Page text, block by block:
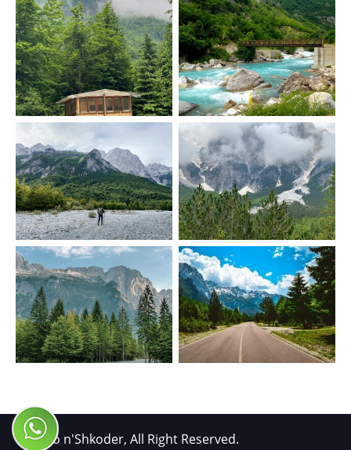
© Xhiro n'Shkoder, All Right Reserved.